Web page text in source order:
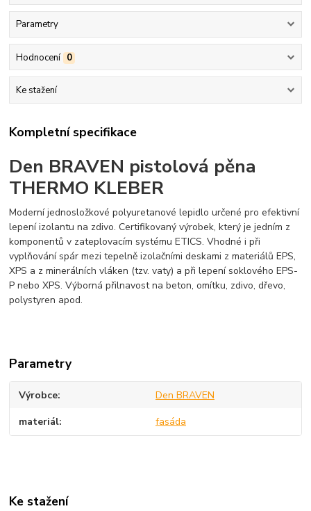
Parametry
Hodnocení 0
Ke stažení
Kompletní specifikace
Den BRAVEN pistolová pěna
THERMO KLEBER
Moderní jednosložkové polyuretanové lepidlo určené pro efektivní
lepení izolantu na zdivo. Certifikovaný výrobek, který je jedním z
komponentů v zateplovacím systému ETICS. Vhodné i při
vyplňování spár mezi tepelně izolačními deskami z materiálů EPS,
XPS a z minerálních vláken (tzv. vaty) a při lepení soklového EPS-
P nebo XPS. Výborná přilnavost na beton, omítku, zdivo, dřevo,
polystyren apod.
Parametry
Výrobce Den BRAVEN
materiál fasáda
Ke stažení